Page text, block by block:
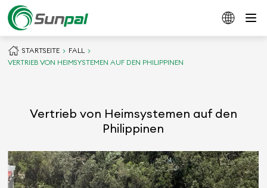
STARTSEITE
FALL
VERTRIEB VON HEIMSYSTEMEN AUF DEN PHILIPPINEN
Vertrieb von Heimsystemen auf den
Philippinen